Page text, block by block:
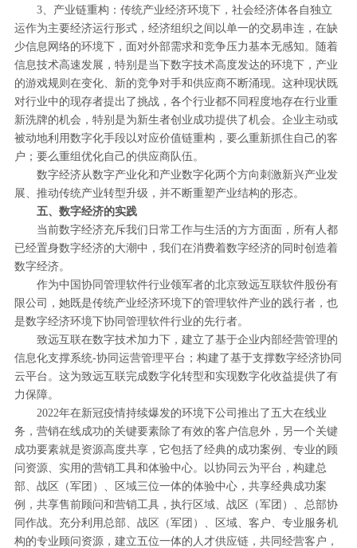
3、产业链重构：传统产业经济环境下，社会经济体各自独立
运作为主要经济运行形式，经济组织之间以单一的交易串连，在缺
少信息网络的环境下，面对外部需求和竞争压力基本无感知。随着
信息技术高速发展，特别是当下数字技术高度发达的环境下，产业
的游戏规则在变化、新的竞争对手和供应商不断涌现。这种现状既
对行业中的现存者提出了挑战，各个行业都不同程度地存在行业重
新洗牌的机会，特别是为新生者创业成功提供了机会。企业主动或
被动地利用数字化手段以对应价值链重构，要么重新抓住自己的客
户；要么重组优化自己的供应商队伍。
数字经济从数字产业化和产业数字化两个方向刺激新兴产业发
展、推动传统产业转型升级，并不断重塑产业结构的形态。
五、数字经济的实践
当前数字经济充斥我们日常工作与生活的方方面面，所有人都
已经置身数字经济的大潮中，我们在消费着数字经济的同时创造着
数字经济。
作为中国协同管理软件行业领军者的北京致远互联软件股份有
限公司，她既是传统产业经济环境下的管理软件产业的践行者，也
是数字经济环境下协同管理软件行业的先行者。
致远互联在数字技术加力下，建立了基于企业内部经营管理的
信息化支撑系统-协同运营管理平台；构建了基于支撑数字经济协同
云平台。这为致远互联完成数字化转型和实现数字化收益提供了有
力保障。
2022年在新冠疫情持续爆发的环境下公司推出了五大在线业
务，营销在线成功的关键要素除了有效的客户信息外，另一个关键
成功要素就是资源高度共享，它包括了经典的成功案例、专业的顾
问资源、实用的营销工具和体验中心。以协同云为平台，构建总
部、战区（军团）、区域三位一体的体验中心，共享经典成功案
例，共享售前顾问和营销工具，执行区域、战区（军团）、总部协
同作战。充分利用总部、战区（军团）、区域、客户、专业服务机
构的专业顾问资源，建立五位一体的人才供应链，共同经营客户，